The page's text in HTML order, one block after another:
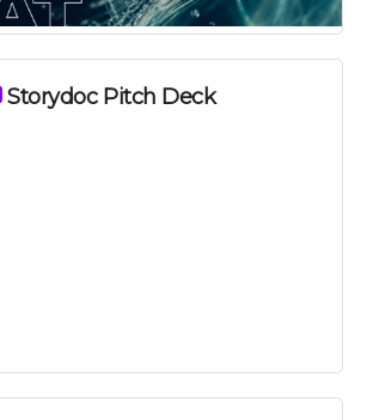
Storydoc Pitch Deck